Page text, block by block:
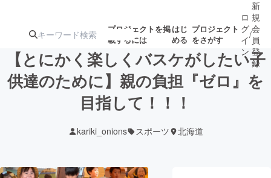
プロジェクトを掲
載するには
はじ
める
プロジェクト
をさがす
注目の新着プロ
募集終了が近いプ
ロ
グ
イ
ン
/
新
規
会
員
登
録
【とにかく楽しくバスケがしたい子
供達のために】親の負担『ゼロ』を
目指して！！！
kariki_onions スポーツ 北海道